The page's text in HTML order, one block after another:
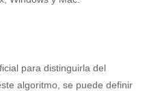
para distinguirla del
algoritmo, se puede definir